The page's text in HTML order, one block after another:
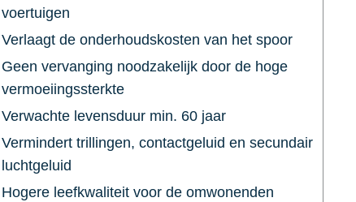
voertuigen
Verlaagt de onderhoudskosten van het spoor
Geen vervanging noodzakelijk door de hoge
vermoeiingssterkte
Verwachte levensduur min. 60 jaar
Vermindert trillingen, contactgeluid en secundair
luchtgeluid
Hogere leefkwaliteit voor de omwonenden